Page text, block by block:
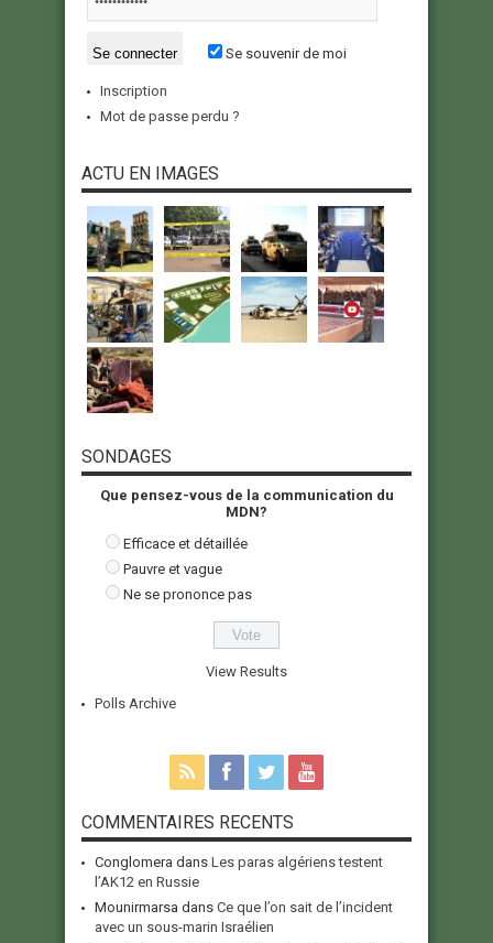
Se souvenir de moi
Inscription
Mot de passe perdu ?
ACTU EN IMAGES
SONDAGES
Que pensez-vous de la communication du
MDN?
Efficace et détaillée
Pauvre et vague
Ne se prononce pas
View Results
Polls Archive
COMMENTAIRES RECENTS
Conglomera dans Les paras algériens testent
l’AK12 en Russie
Mounirmarsa dans Ce que l’on sait de l’incident
avec un sous-marin Israélien